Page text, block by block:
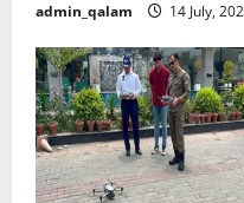
admin_qalam 14 July,